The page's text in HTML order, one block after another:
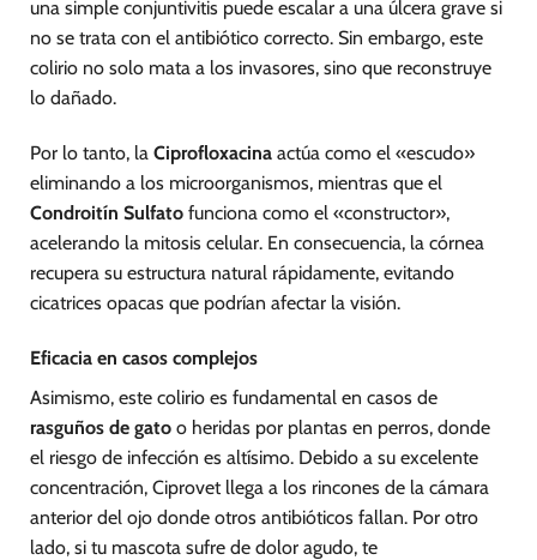
una simple conjuntivitis puede escalar a una úlcera grave si
no se trata con el antibiótico correcto. Sin embargo, este
colirio no solo mata a los invasores, sino que reconstruye
lo dañado.
Por lo tanto, la Ciprofloxacina actúa como el «escudo»
eliminando a los microorganismos, mientras que el
Condroitín Sulfato funciona como el «constructor»,
acelerando la mitosis celular. En consecuencia, la córnea
recupera su estructura natural rápidamente, evitando
cicatrices opacas que podrían afectar la visión.
Eficacia en casos complejos
Asimismo, este colirio es fundamental en casos de
rasguños de gato o heridas por plantas en perros, donde
el riesgo de infección es altísimo. Debido a su excelente
concentración, Ciprovet llega a los rincones de la cámara
anterior del ojo donde otros antibióticos fallan. Por otro
lado, si tu mascota sufre de dolor agudo, te